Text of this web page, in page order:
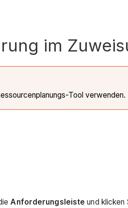
im
Tool verwenden.
Anforderungsleiste und klicken